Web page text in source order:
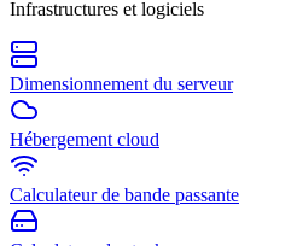
Infrastructures et logiciels
Dimensionnement du serveur
Hébergement cloud
Calculateur de bande passante